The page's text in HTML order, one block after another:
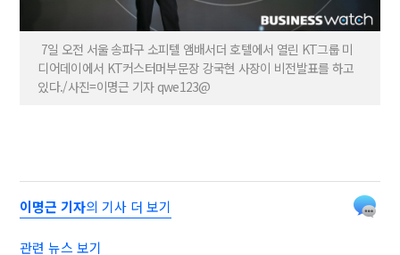
7일 오전 서울 송파구 소피텔 앰배서더 호텔에서 열린 KT그룹 미
디어데이에서 KT커스터머부문장 강국현 사장이 비전발표를 하고
있다./사진=이명근 기자 qwe123@
이명근 기자의 기사 더 보기
관련 뉴스 보기